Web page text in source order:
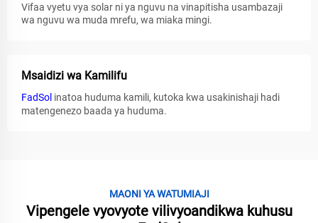
Vifaa vyetu vya solar ni ya nguvu na vinapitisha usambazaji
wa nguvu wa muda mrefu, wa miaka mingi.
Msaidizi wa Kamilifu
FadSol inatoa huduma kamili, kutoka kwa usakinishaji hadi
matengenezo baada ya huduma.
MAONI YA WATUMIAJI
Vipengele vyovyote vilivyoandikwa kuhusu